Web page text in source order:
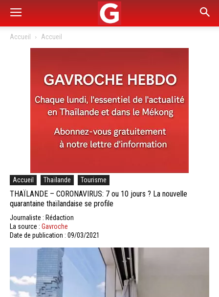
Accueil Accueil
Accueil Thaïlande Tourisme
THAÏLANDE – CORONAVIRUS: 7 ou 10 jours ? La nouvelle
quarantaine thaïlandaise se profile
Journaliste : Rédaction
La source : Gavroche
Date de publication : 09/03/2021